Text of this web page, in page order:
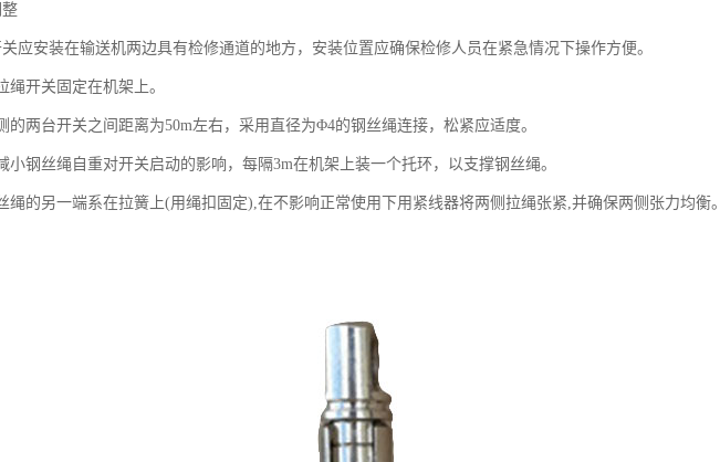
应安装在输送机两边具有检修通道的地方，安装位置应确保检修人员在紧急情况下操作方便。
绳开关固定在机架上。
的两台开关之间距离为50m左右，采用直径为Φ4的钢丝绳连接，松紧应适度。
小钢丝绳自重对开关启动的影响，每隔3m在机架上装一个托环，以支撑钢丝绳。
绳的另一端系在拉簧上(用绳扣固定),在不影响正常使用下用紧线器将两侧拉绳张紧,并确保两侧张力均衡。